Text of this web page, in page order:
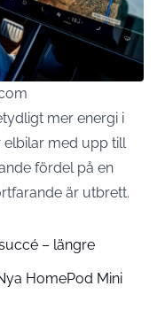
mer energi i
elbilar med upp till
fördel på en
är utbrett.
– längre
HomePod Mini